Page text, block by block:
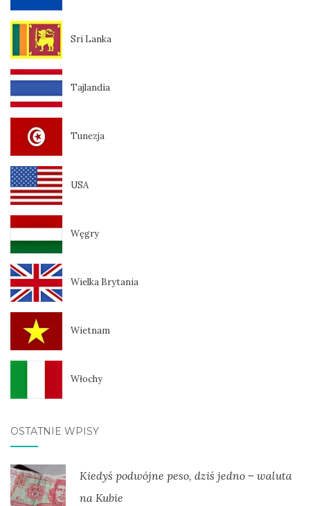
Sri Lanka
Tajlandia
Tunezja
USA
Węgry
Wielka Brytania
Wietnam
Włochy
OSTATNIE WPISY
Kiedyś podwójne peso, dziś jedno – waluta
na Kubie